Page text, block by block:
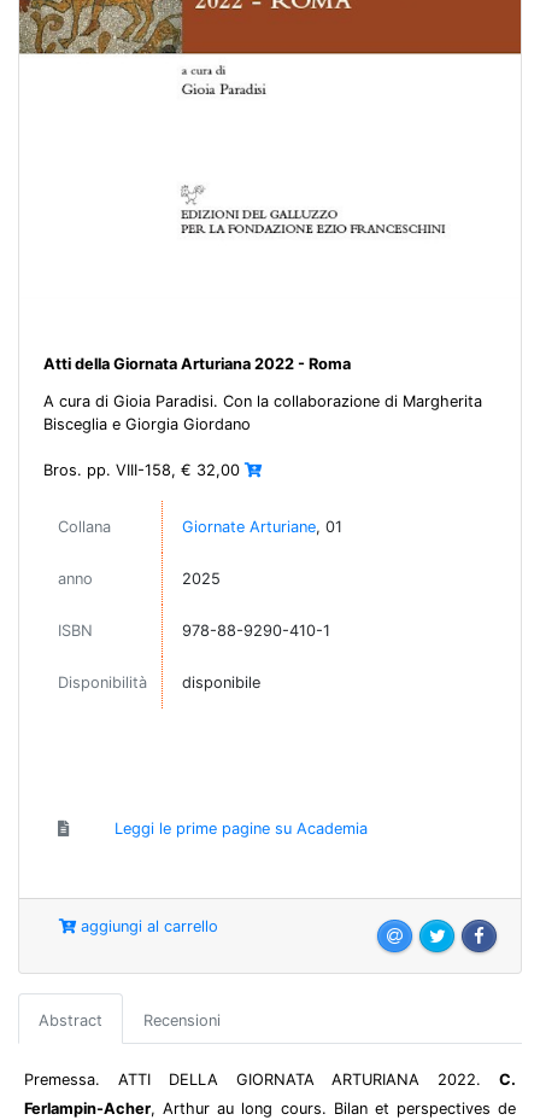
Atti della Giornata Arturiana 2022 - Roma
A cura di Gioia Paradisi. Con la collaborazione di Margherita
Bisceglia e Giorgia Giordano
Bros. pp. VIII-158, € 32,00
Collana Giornate Arturiane, 01
anno 2025
ISBN 978-88-9290-410-1
Disponibilità disponibile
Leggi le prime pagine su Academia
aggiungi al carrello
Abstract Recensioni
Premessa. ATTI DELLA GIORNATA ARTURIANA 2022. C.
Ferlampin-Acher, Arthur au long cours. Bilan et perspectives de